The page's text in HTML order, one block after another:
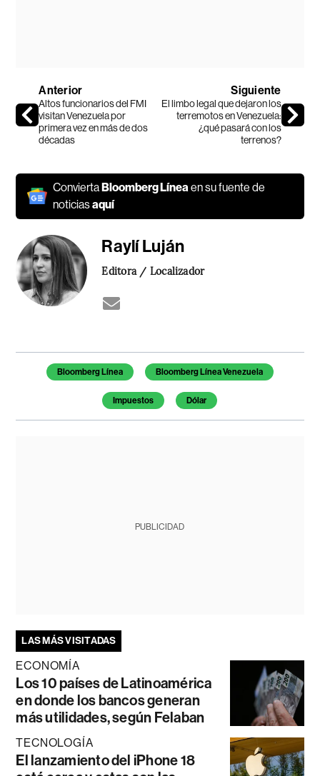
Anterior
Altos funcionarios del FMI
visitan Venezuela por
primera vez en más de dos
décadas
Siguiente
El limbo legal que dejaron los
terremotos en Venezuela:
¿qué pasará con los
terrenos?
ConviertaBloomberg Línea en su fuente de
noticiasaquí
Raylí Luján
Editora / Localizador
Temas de este artículo
Bloomberg Línea Bloomberg Línea Venezuela
Impuestos Dólar
PUBLICIDAD
LAS MÁS VISITADAS
ECONOMÍA
Los 10 países de Latinoamérica
en donde los bancos generan
más utilidades, según Felaban
TECNOLOGÍA
El lanzamiento del iPhone 18